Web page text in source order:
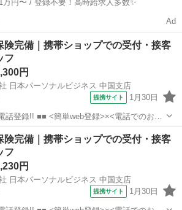
日給例1万円〜 / 登録不要！高時給求人多数✨
Ad
険完備｜携帯ショップでの受付・接客
フ
円
日本パーソナルビジネス 中国支店
提携サイト 1月30日
話登録!! ■■ <簡単web登録>×<電話でのお仕
事探しが可能です♪ 基本情報を入力したら
でOK★ 営業、ラウンダー、事務のお仕事も
険完備｜携帯ショップでの受付・接客
フ
円
日本パーソナルビジネス 中国支店
提携サイト 1月30日